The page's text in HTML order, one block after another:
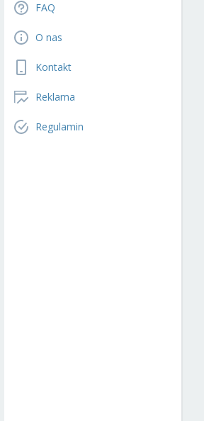
FAQ
O nas
Kontakt
Reklama
Regulamin